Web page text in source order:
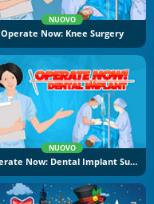
NUOVO
Operate Now: Knee Surgery
NUOVO
Operate Now: Dental Implant Surgery